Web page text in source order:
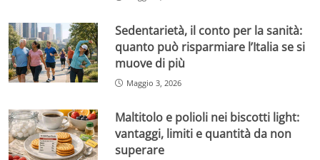
Sedentarietà, il conto per la sanità:
quanto può risparmiare l’Italia se si
muove di più
Maggio 3, 2026
Maltitolo e polioli nei biscotti light:
vantaggi, limiti e quantità da non
superare